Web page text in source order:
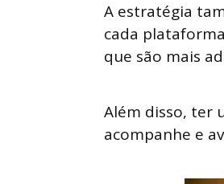
A estratégia
cada
que são mais
Além disso, ter
acompanhe e